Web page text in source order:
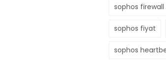
sophos
sophos fiyat
sophos